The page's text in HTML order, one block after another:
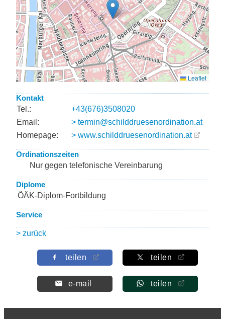
Kontakt
Tel.:
+43(676)3508020
Email:
> termin@schilddruesenordination.at
Homepage:
> www.schilddruesenordination.at
Ordinationszeiten
Nur gegen telefonische Vereinbarung
Diplome
ÖÄK-Diplom-Fortbildung
Service
> zurück
teilen teilen
e-mail teilen